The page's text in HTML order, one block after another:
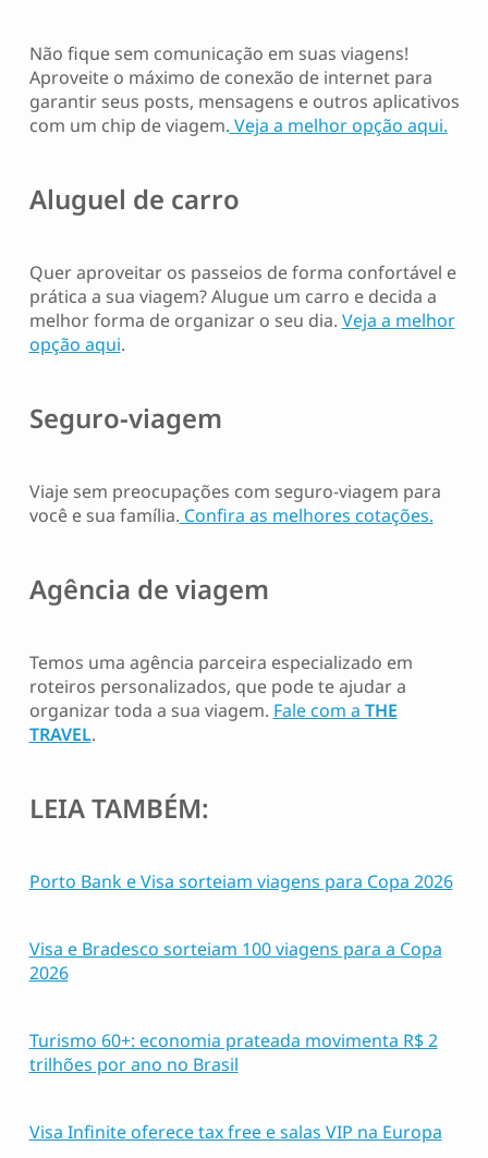
Não fique sem comunicação em suas viagens!
Aproveite o máximo de conexão de internet para
garantir seus posts, mensagens e outros aplicativos
com um chip de viagem. Veja a melhor opção aqui.
Aluguel de carro
Quer aproveitar os passeios de forma confortável e
prática a sua viagem? Alugue um carro e decida a
melhor forma de organizar o seu dia. Veja a melhor
opção aqui.
Seguro-viagem
Viaje sem preocupações com seguro-viagem para
você e sua família. Confira as melhores cotações.
Agência de viagem
Temos uma agência parceira especializado em
roteiros personalizados, que pode te ajudar a
organizar toda a sua viagem. Fale com a THE
TRAVEL.
LEIA TAMBÉM:
Porto Bank e Visa sorteiam viagens para Copa 2026
Visa e Bradesco sorteiam 100 viagens para a Copa
2026
Turismo 60+: economia prateada movimenta R$ 2
trilhões por ano no Brasil
Visa Infinite oferece tax free e salas VIP na Europa